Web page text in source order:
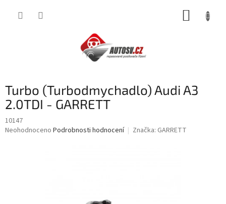
Turbo (Turbodmychadlo) Audi A3
2.0TDI - GARRETT
10147
Průměrné
Neohodnoceno Podrobnosti hodnocení Značka: GARRETT